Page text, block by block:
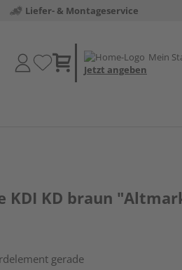
Liefer- & Montageservice
Mein
Jetzt angeben
KDI KD braun
gerade